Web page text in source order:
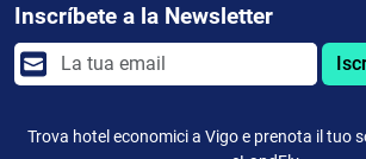
Inscríbete a la Newsletter
Trova hotel economici a Vigo e prenota il tuo